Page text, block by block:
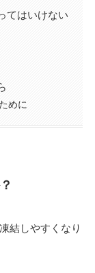
てはいけない
めに
結しやすくなり